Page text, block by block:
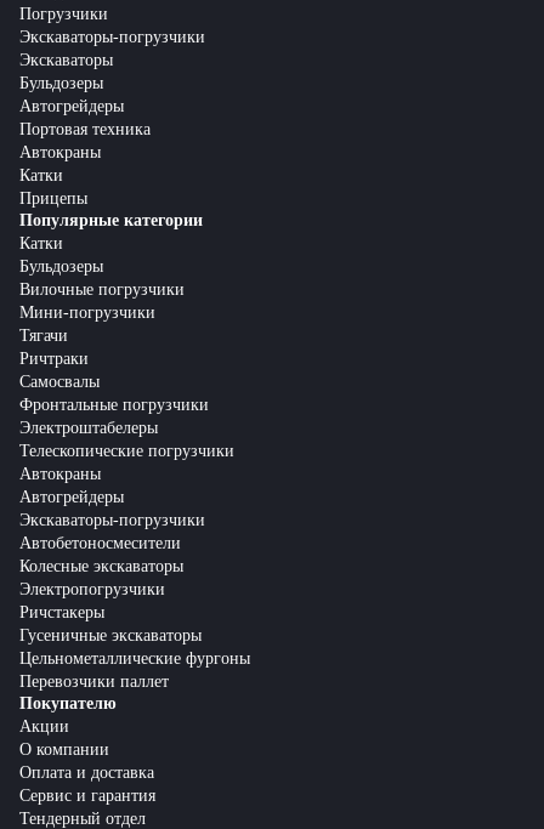
Погрузчики
Экскаваторы-погрузчики
Экскаваторы
Бульдозеры
Автогрейдеры
Портовая техника
Автокраны
Катки
Прицепы
Популярные категории
Катки
Бульдозеры
Вилочные погрузчики
Мини-погрузчики
Тягачи
Ричтраки
Самосвалы
Фронтальные погрузчики
Электроштабелеры
Телескопические погрузчики
Автокраны
Автогрейдеры
Экскаваторы-погрузчики
Автобетоносмесители
Колесные экскаваторы
Электропогрузчики
Ричстакеры
Гусеничные экскаваторы
Цельнометаллические фургоны
Перевозчики паллет
Покупателю
Акции
О компании
Оплата и доставка
Сервис и гарантия
Тендерный отдел